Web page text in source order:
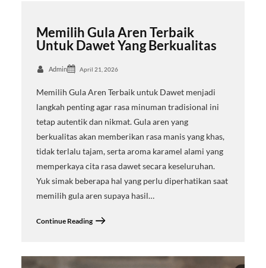
Memilih Gula Aren Terbaik
Untuk Dawet Yang Berkualitas
Admin April 21, 2026
Memilih Gula Aren Terbaik untuk Dawet menjadi
langkah penting agar rasa minuman tradisional ini
tetap autentik dan nikmat. Gula aren yang
berkualitas akan memberikan rasa manis yang khas,
tidak terlalu tajam, serta aroma karamel alami yang
memperkaya cita rasa dawet secara keseluruhan.
Yuk simak beberapa hal yang perlu diperhatikan saat
memilih gula aren supaya hasil…
Continue Reading